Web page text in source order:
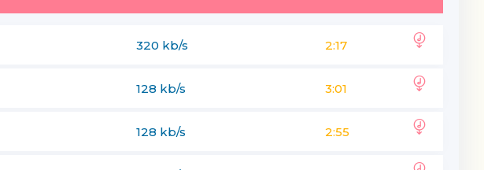
320 kb/s 2:17
128 kb/s 3:01
128 kb/s 2:55